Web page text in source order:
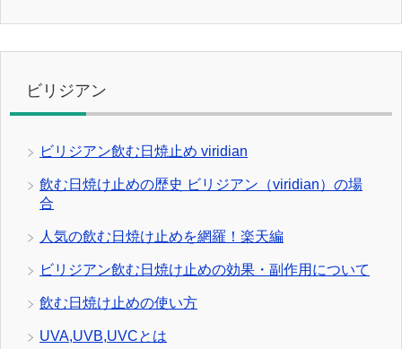
ビリジアン
ビリジアン飲む日焼止め viridian
飲む日焼け止めの歴史 ビリジアン（viridian）の場
合
人気の飲む日焼け止めを網羅！楽天編
ビリジアン飲む日焼け止めの効果・副作用について
飲む日焼け止めの使い方
UVA,UVB,UVCとは